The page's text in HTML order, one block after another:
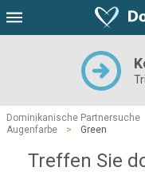
Dominikanische Partnersuche
Augenfarbe
> Green
Treffen Sie